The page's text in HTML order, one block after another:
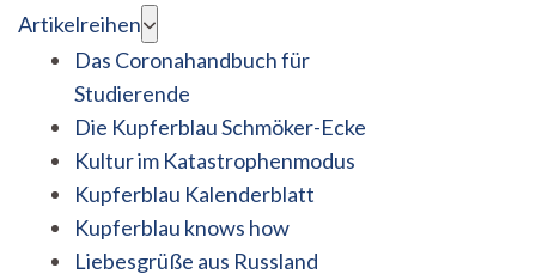
Artikelreihen
Das Coronahandbuch für
Studierende
Die Kupferblau Schmöker-Ecke
Kultur im Katastrophenmodus
Kupferblau Kalenderblatt
Kupferblau knows how
Liebesgrüße aus Russland